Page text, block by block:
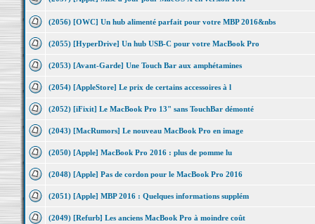
(2056) [OWC] Un hub alimenté parfait pour votre MBP 2016&nbs
(2055) [HyperDrive] Un hub USB-C pour votre MacBook Pro
(2053) [Avant-Garde] Une Touch Bar aux amphétamines
(2054) [AppleStore] Le prix de certains accessoires à l
(2052) [iFixit] Le MacBook Pro 13" sans TouchBar démonté
(2043) [MacRumors] Le nouveau MacBook Pro en image
(2050) [Apple] MacBook Pro 2016 : plus de pomme lu
(2048) [Apple] Pas de cordon pour le MacBook Pro 2016
(2051) [Apple] MBP 2016 : Quelques informations supplém
(2049) [Refurb] Les anciens MacBook Pro à moindre coût